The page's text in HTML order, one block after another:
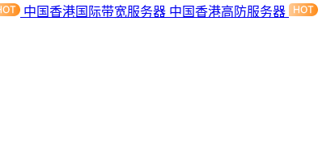
中国香港国际带宽服务器 中国香港高防服务器